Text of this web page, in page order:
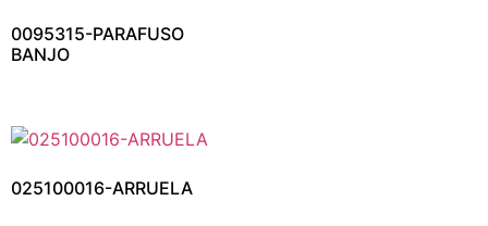
0095315-PARAFUSO
BANJO
025100016-ARRUELA